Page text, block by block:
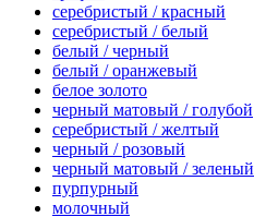
серебристый / красный
серебристый / белый
белый / черный
белый / оранжевый
белое золото
черный матовый / голубой
серебристый / желтый
черный / розовый
черный матовый / зеленый
пурпурный
молочный